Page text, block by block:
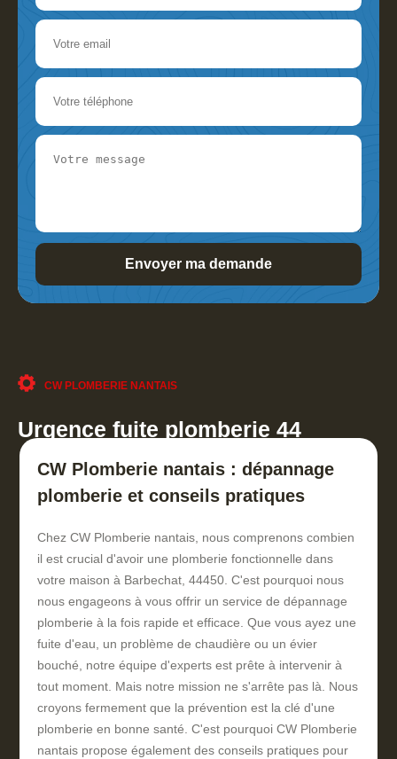
CW PLOMBERIE NANTAIS
Urgence fuite plomberie 44
CW Plomberie nantais : dépannage
plomberie et conseils pratiques
Chez CW Plomberie nantais, nous comprenons combien
il est crucial d'avoir une plomberie fonctionnelle dans
votre maison à Barbechat, 44450. C'est pourquoi nous
nous engageons à vous offrir un service de dépannage
plomberie à la fois rapide et efficace. Que vous ayez une
fuite d'eau, un problème de chaudière ou un évier
bouché, notre équipe d'experts est prête à intervenir à
tout moment. Mais notre mission ne s'arrête pas là. Nous
croyons fermement que la prévention est la clé d'une
plomberie en bonne santé. C'est pourquoi CW Plomberie
nantais propose également des conseils pratiques pour